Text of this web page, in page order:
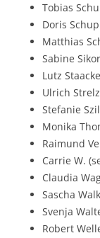
Tobias
Doris
Matthias
Sabine
Lutz
Ulrich
Stefanie
Monika
Raimund
Carrie W.
Claudia
Sascha
Svenja
Robert